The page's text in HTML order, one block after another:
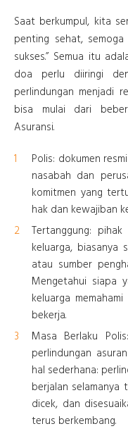
Saat berkumpul, kita
penting sehat,
sukses.” Semua itu
doa perlu diiringi
perlindungan menjadi
bisa mulai dari
Asuransi.
Polis: dokumen
nasabah dan
komitmen yang
hak dan kewajiban
Tertanggung:
keluarga, biasanya
atau sumber
Mengetahui siapa
keluarga
bekerja.
Masa Berlaku
perlindungan
hal sederhana:
berjalan selamanya
dicek, dan
terus berkembang.